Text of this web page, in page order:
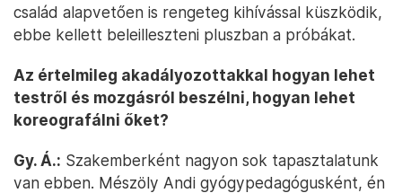
család alapvetően is rengeteg kihívással küszködik,
ebbe kellett beleilleszteni pluszban a próbákat.
Az értelmileg akadályozottakkal hogyan lehet
testről és mozgásról beszélni, hogyan lehet
koreografálni őket?
Gy. Á.: Szakemberként nagyon sok tapasztalatunk
van ebben. Mészöly Andi gyógypedagógusként, én